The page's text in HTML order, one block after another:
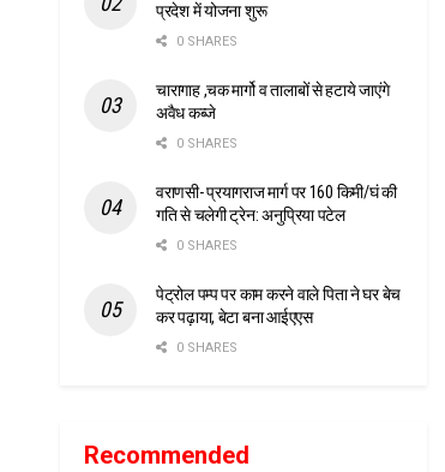
प्रदेश में योजना शुरू
0 SHARES
चारागाह ,चक मार्गो व तालाबों से हटाये जाएंगे
अवैध कब्जे
0 SHARES
वराणसी- प्रयागराज मार्ग पर 160 किमी/घं की
गति से चलेगी ट्रेन: अनुप्रिया पटेल
0 SHARES
पेट्रोल पम्प पर काम करने वाले पिता ने घर बेच
कर पढ़ाया, बेटा बना आईएएस
0 SHARES
Recommended